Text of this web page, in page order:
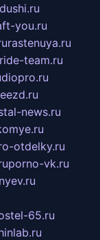
you.ru
rastenuya.ru
team.ru
news.ru
otdelky.ru
porno-vk.ru
65.ru